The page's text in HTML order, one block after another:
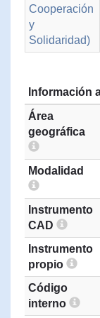
Cooperación
y
Solidaridad)
Información
Área
geográfica
Modalidad
Instrumento
CAD
Instrumento
propio
Código
interno